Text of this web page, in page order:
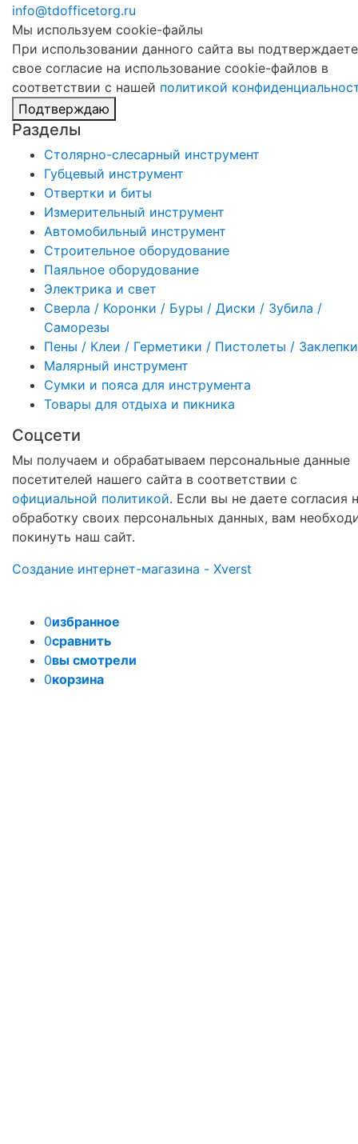
info@tdofficetorg.ru
Мы используем cookie-файлы
При использовании данного сайта вы подтверждаете
свое согласие на использование cookie-файлов в
соответствии с нашей политикой
Подтверждаю
Разделы
Столярно-слесарный инструмент
Губцевый инструмент
Отвертки и биты
Измерительный инструмент
Автомобильный инструмент
Строительное оборудование
Паяльное оборудование
Электрика и свет
Сверла / Коронки / Буры / Диски / Зубила /
Саморезы
Пены / Клеи / Герметики / Пистолеты / Заклепки
Малярный инструмент
Сумки и пояса для инструмента
Товары для отдыха и пикника
Соцсети
Мы получаем и обрабатываем персональные данные
посетителей нашего сайта в соответствии с
официальной политикой. Если вы не даете согласия
обработку своих персональных данных, вам
покинуть наш сайт.
Создание интернет-магазина - Xverst
0избранное
0сравнить
0вы смотрели
0корзина